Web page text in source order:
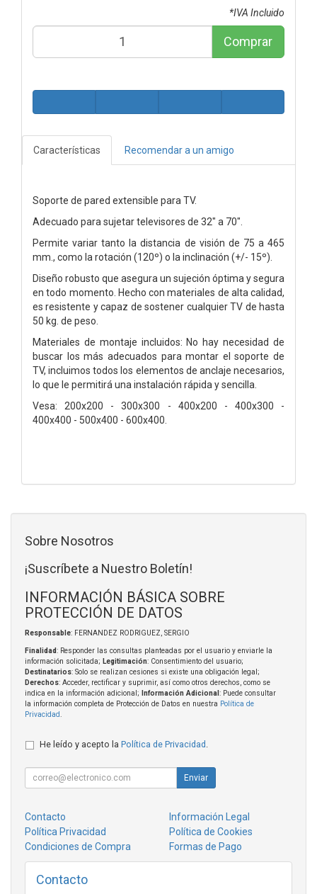
*IVA Incluido
Comprar
Características Recomendar a un amigo
Soporte de pared extensible para TV.
Adecuado para sujetar televisores de 32" a 70".
Permite variar tanto la distancia de visión de 75 a 465
mm., como la rotación (120º) o la inclinación (+/- 15º).
Diseño robusto que asegura un sujeción óptima y segura
en todo momento. Hecho con materiales de alta calidad,
es resistente y capaz de sostener cualquier TV de hasta
50 kg. de peso.
Materiales de montaje incluidos: No hay necesidad de
buscar los más adecuados para montar el soporte de
TV, incluimos todos los elementos de anclaje necesarios,
lo que le permitirá una instalación rápida y sencilla.
Vesa: 200x200 - 300x300 - 400x200 - 400x300 -
400x400 - 500x400 - 600x400.
Sobre Nosotros
¡Suscríbete a Nuestro Boletín!
INFORMACIÓN BÁSICA SOBRE
PROTECCIÓN DE DATOS
Responsable: FERNANDEZ RODRIGUEZ, SERGIO
Finalidad: Responder las consultas planteadas por el usuario y enviarle la
información solicitada; Legitimación: Consentimiento del usuario;
Destinatarios: Solo se realizan cesiones si existe una obligación legal;
Derechos: Acceder, rectificar y suprimir, así como otros derechos, como se
indica en la información adicional;
Información Adicional : Puede consultar
la información completa de Protección de Datos en nuestra Política de
Privacidad
He leído y acepto la Política de Privacidad
Enviar
Contacto
Información Legal
Política Privacidad
Política de Cookies
Condiciones de Compra
Formas de Pago
Contacto